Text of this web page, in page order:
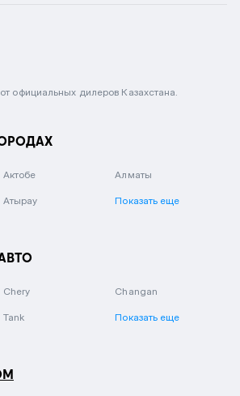
официальных дилеров Казахстана.
Актобе Алматы
Атырау Показать еще
Chery Changan
Tank Показать еще